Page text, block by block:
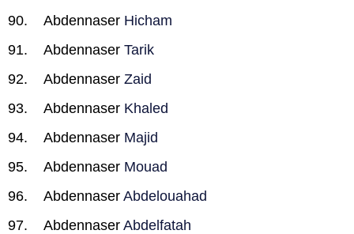
Abdennaser Hicham
Abdennaser Tarik
Abdennaser Zaid
Abdennaser Khaled
Abdennaser Majid
Abdennaser Mouad
Abdennaser Abdelouahad
Abdennaser Abdelfatah